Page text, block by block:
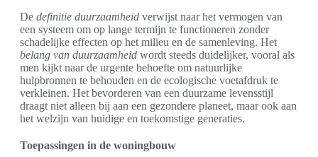
De definitie duurzaamheid verwijst naar het vermogen van
een systeem om op lange termijn te functioneren zonder
schadelijke effecten op het milieu en de samenleving. Het
belang van duurzaamheid wordt steeds duidelijker, vooral als
men kijkt naar de urgente behoefte om natuurlijke
hulpbronnen te behouden en de ecologische voetafdruk te
verkleinen. Het bevorderen van een duurzame levensstijl
draagt niet alleen bij aan een gezondere planeet, maar ook aan
het welzijn van huidige en toekomstige generaties.
Toepassingen in de woningbouw